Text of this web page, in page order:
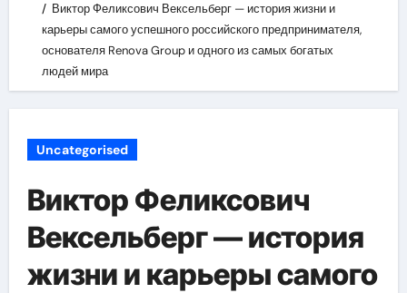
Виктор Феликсович Вексельберг — история жизни и
карьеры самого успешного российского предпринимателя,
основателя Renova Group и одного из самых богатых
людей мира
Uncategorised
Виктор Феликсович
Вексельберг — история
жизни и карьеры самого